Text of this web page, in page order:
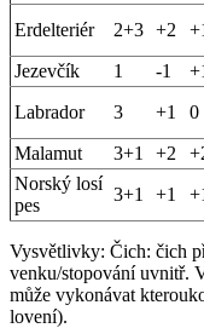
Erdelteriér
2+3 +2
Jezevčík
1 -1
Labrador
3 +1 0
Malamut
3+1 +2
Norský losí
pes
3+1 +1
Vysvětlivky: Čich: čich
venku/stopování uvnitř.
může vykonávat
lovení).